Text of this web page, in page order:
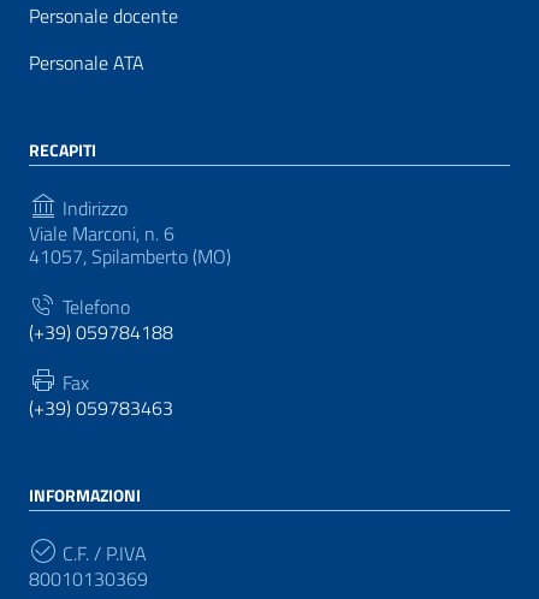
Personale docente
Personale ATA
RECAPITI
Indirizzo
Viale Marconi, n. 6
41057, Spilamberto (MO)
Telefono
(+39) 059784188
Fax
(+39) 059783463
INFORMAZIONI
C.F. / P.IVA
80010130369